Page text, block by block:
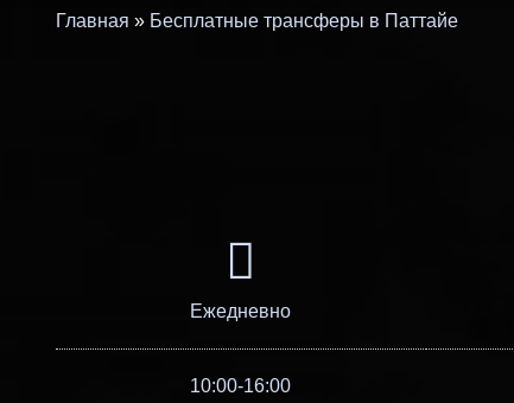
Главная » Бесплатные трансферы в Паттайе
Ежедневно
10:00-16:00